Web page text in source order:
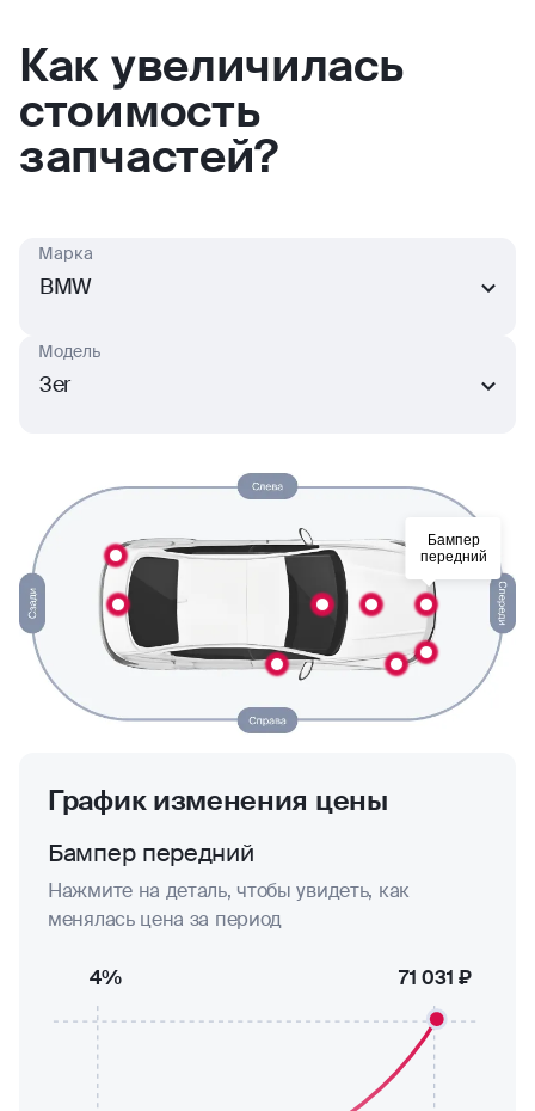
Как увеличилась
стоимость
запчастей?
BMW
Марка
3er
Модель
Бампер
передний
График изменения цены
Бампер передний
Нажмите на деталь, чтобы увидеть, как
менялась цена за период
71 031 ₽
4%